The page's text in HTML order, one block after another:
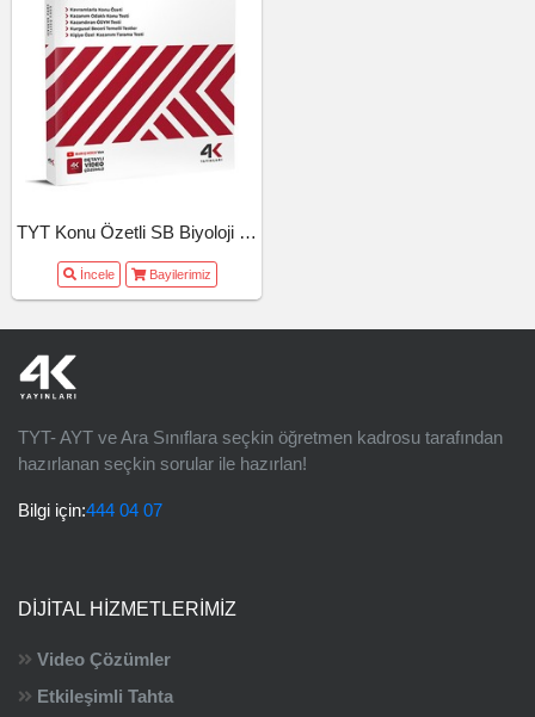
TYT Konu Özetli SB Biyoloji (26-27)
İncele Bayilerimiz
TYT- AYT ve Ara Sınıflara seçkin öğretmen kadrosu tarafından
hazırlanan seçkin sorular ile hazırlan!
Bilgi için:444 04 07
DIJITAL HIZMETLERIMIZ
Video Çözümler
Etkileşimli Tahta